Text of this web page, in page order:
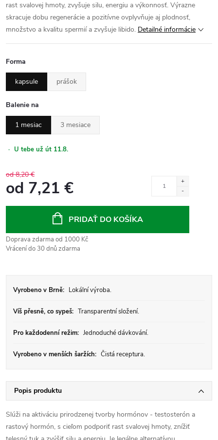
rast svalovej hmoty, zvyšuje silu, energiu a výkonnosť. Výrazne
skracuje dobu regenerácie a pozitívne ovplyvňuje aj plodnosť,
množstvo a kvalitu spermií a zvyšuje libido. Detailné informácie
Forma
kapsule prášok
Balenie na
1 mesiac 3 mesiace
· U tebe už út 11.8.
od 8,20 €
od 7,21 €
PRIDAŤ DO KOŠÍKA
Doprava zdarma od 1000 Kč
Vrácení do 30 dnů zdarma
Vyrobeno v Brně: Lokální výroba.
Víš přesně, co sypeš: Transparentní složení.
Pro každodenní režim: Jednoduché dávkování.
Vyrobeno v menších šaržích: Čistá receptura.
Popis produktu
Slúži na aktiváciu prirodzenej tvorby hormónov - testosterón a
rastový hormón, s cieľom podporiť rast svalovej hmoty, znížiť